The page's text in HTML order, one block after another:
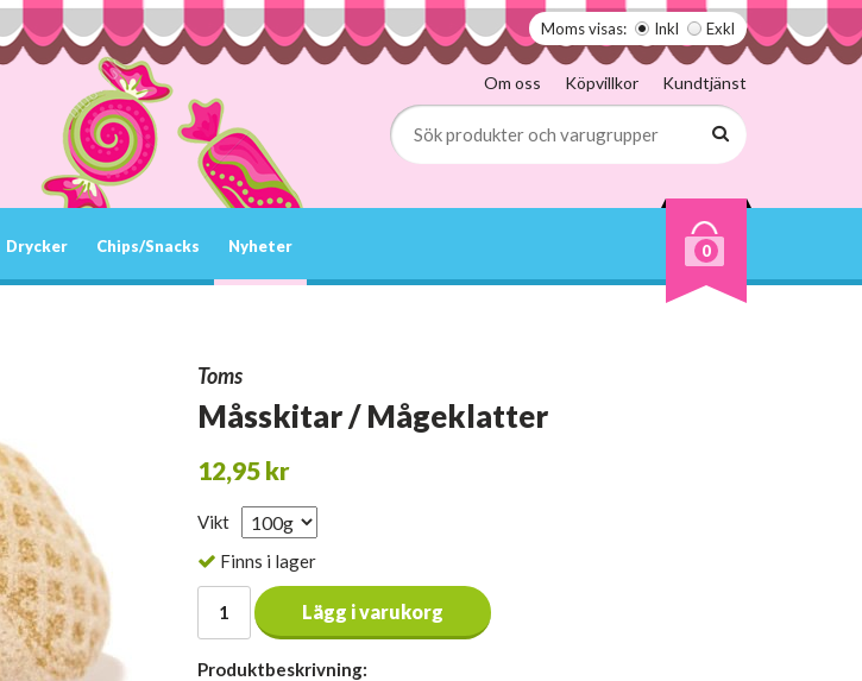
Moms visas: Inkl Exkl
Om oss Köpvillkor Kundtjänst
Drycker Chips/Snacks Nyheter 0
Toms
Måsskitar / Mågeklatter
12,95 kr
Vikt
Finns i lager
Lägg i varukorg
Produktbeskrivning: